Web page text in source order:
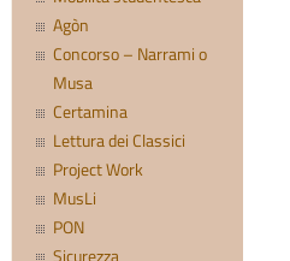
Agòn
Concorso – Narrami o
Musa
Certamina
Lettura dei Classici
Project Work
MusLi
PON